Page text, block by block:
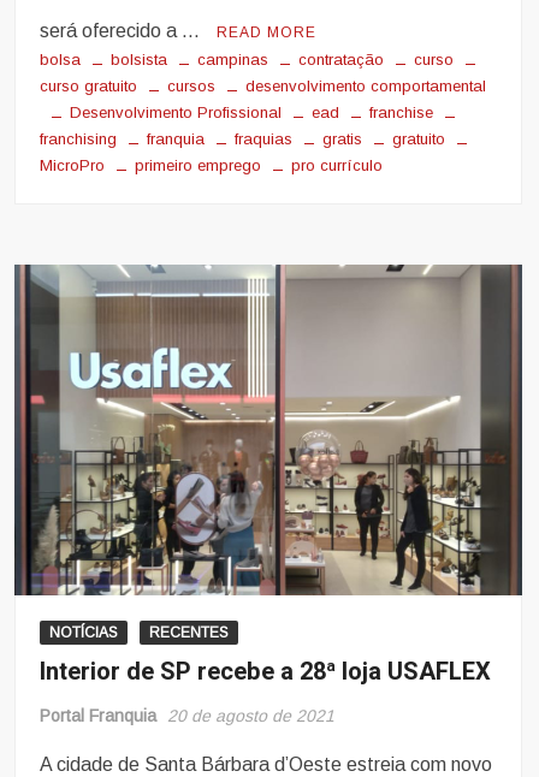
será oferecido a … READ MORE
bolsa bolsista campinas contratação
curso
curso gratuito
cursos
desenvolvimento comportamental
Desenvolvimento Profissional
ead
franchise
franchising
franquia fraquias gratis
gratuito
MicroPro
primeiro emprego pro currículo
NOTÍCIAS RECENTES
Interior de SP recebe a 28ª loja USAFLEX
Portal Franquia 20 de agosto de 2021
A cidade de Santa Bárbara d’Oeste estreia com novo